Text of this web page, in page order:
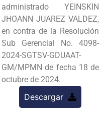
administrado YEINSKIN
JHOANN JUAREZ VALDEZ,
en contra de la Resolución
Sub Gerencial No. 4098-
2024-SGTSV-GDUAAT-
GM/MPMN de fecha 18 de
octubre de 2024.
Descargar